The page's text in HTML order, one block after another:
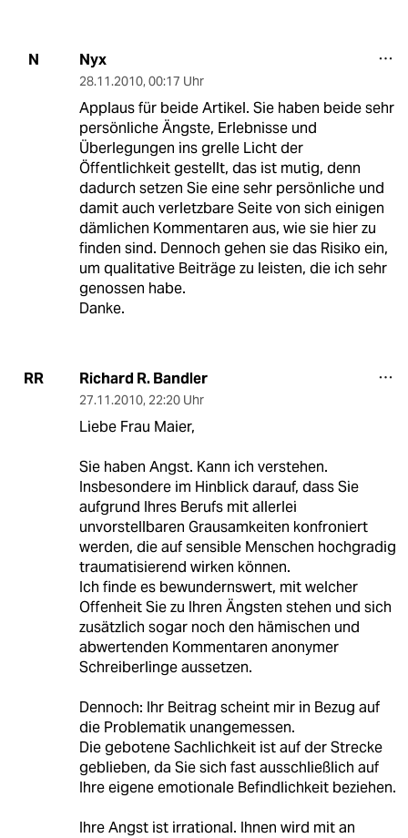
N Nyx
28.11.2010, 00:17 Uhr
Applaus für beide Artikel. Sie haben beide sehr
persönliche Ängste, Erlebnisse und
Überlegungen ins grelle Licht der
Öffentlichkeit gestellt, das ist mutig, denn
dadurch setzen Sie eine sehr persönliche und
damit auch verletzbare Seite von sich einigen
dämlichen Kommentaren aus, wie sie hier zu
finden sind. Dennoch gehen sie das Risiko ein,
um qualitative Beiträge zu leisten, die ich sehr
genossen habe.
Danke.
RR Richard R. Bandler
27.11.2010, 22:20 Uhr
Liebe Frau Maier,
Sie haben Angst. Kann ich verstehen.
Insbesondere im Hinblick darauf, dass Sie
aufgrund Ihres Berufs mit allerlei
unvorstellbaren Grausamkeiten konfroniert
werden, die auf sensible Menschen hochgradig
traumatisierend wirken können.
Ich finde es bewundernswert, mit welcher
Offenheit Sie zu Ihren Ängsten stehen und sich
zusätzlich sogar noch den hämischen und
abwertenden Kommentaren anonymer
Schreiberlinge aussetzen.
Dennoch: Ihr Beitrag scheint mir in Bezug auf
die Problematik unangemessen.
Die gebotene Sachlichkeit ist auf der Strecke
geblieben, da Sie sich fast ausschließlich auf
Ihre eigene emotionale Befindlichkeit beziehen.
Ihre Angst ist irrational. Ihnen wird mit an